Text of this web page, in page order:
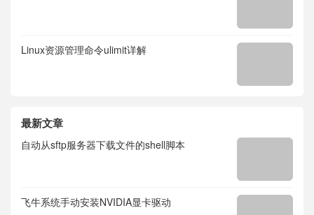
Linux资源管理命令ulimit详解
最新文章
自动从sftp服务器下载文件的shell脚本
飞牛系统手动安装NVIDIA显卡驱动